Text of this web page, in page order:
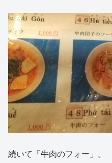
続いて「牛肉のフォー」。